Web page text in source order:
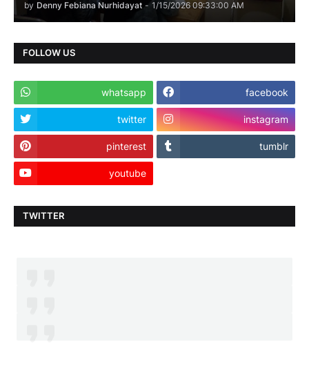
by Denny Febiana Nurhidayat - 1/15/2026 09:33:00 AM
FOLLOW US
whatsapp facebook
twitter instagram
pinterest tumblr
youtube
TWITTER